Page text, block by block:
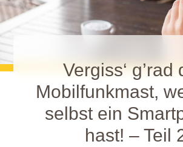
Vergiss‘ g’rad
Mobilfunkmast,
selbst ein
hast! – Teil